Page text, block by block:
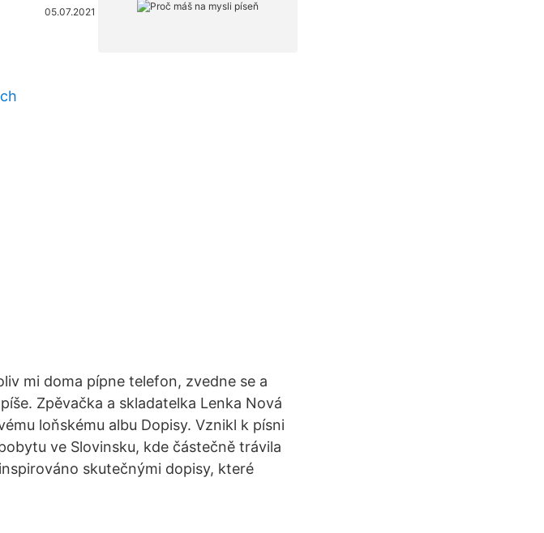
05.07.2021
mi doma pípne telefon, zvedne se a
Zpěvačka a skladatelka Lenka Nová
loňskému albu Dopisy. Vznikl k písni
ve Slovinsku, kde částečně trávila
skutečnými dopisy, které